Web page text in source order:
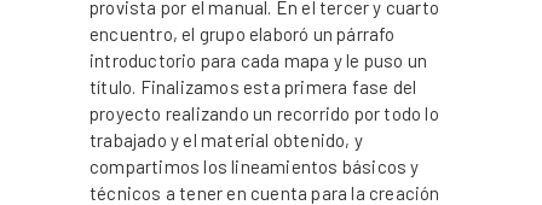
provista por el manual. En el tercer y cuarto
encuentro, el grupo elaboró un párrafo
introductorio para cada mapa y le puso un
título. Finalizamos esta primera fase del
proyecto realizando un recorrido por todo lo
trabajado y el material obtenido, y
compartimos los lineamientos básicos y
técnicos a tener en cuenta para la creación